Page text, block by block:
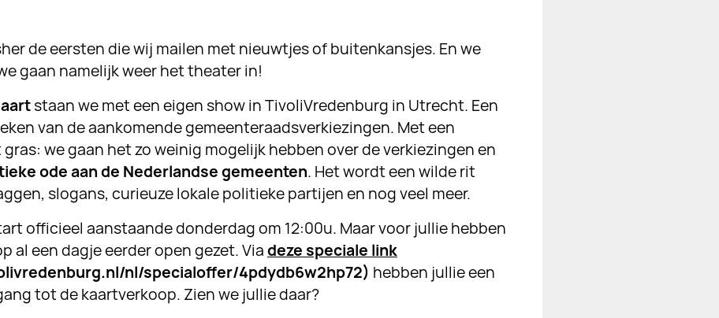
de eersten die wij mailen met nieuwtjes of buitenkansjes. En we
gaan namelijk weer het theater in!
staan we met een eigen show in TivoliVredenburg in Utrecht. Een
van de aankomende gemeenteraadsverkiezingen. Met een
we gaan het zo weinig mogelijk hebben over de verkiezingen en
ode aan de Nederlandse gemeenten. Het wordt een wilde rit
slogans, curieuze lokale politieke partijen en nog veel meer.
officieel aanstaande donderdag om 12:00u. Maar voor jullie hebben
al een dagje eerder open gezet. Viadeze speciale link
nl/specialoffer/4pdydb6w2hp72) hebben jullie een
tot de kaartverkoop. Zien we jullie daar?